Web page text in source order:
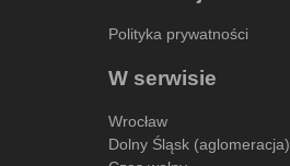
Polityka prywatności
W serwisie
Wrocław
Dolny Śląsk (aglomeracja)